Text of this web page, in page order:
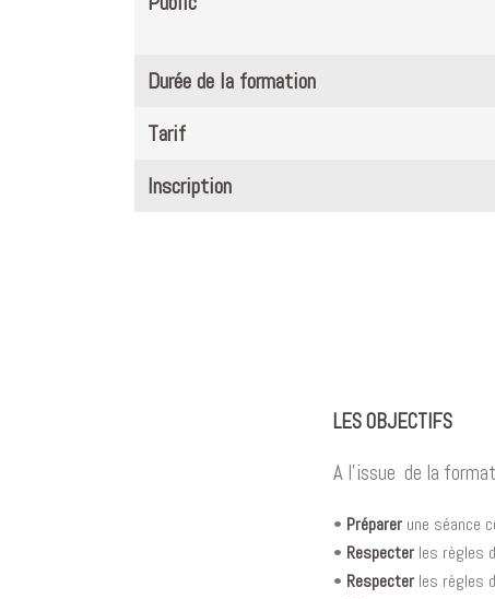
Durée de la formation
Tarif
Inscription
LES OBJECTIFS
A l’issue de la
• Préparer une séance
• Respecter les règles
• Respecter les règles